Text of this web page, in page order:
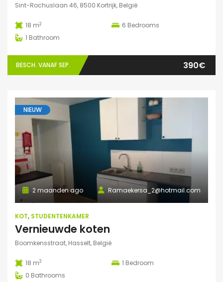
Sint-Rochuslaan 46, 8500 Kortrijk, België
18 m2 6 Bedrooms
1 Bathroom
BESCH. VANAF SEP. 390€
NIEUW
Ramaekersa_2@hotmail.com
2 maanden ago
KOT, STUDENTENKAMER
Vernieuwde koten
Boomkensstraat, Hasselt, België
18 m2 1 Bedroom
0 Bathrooms